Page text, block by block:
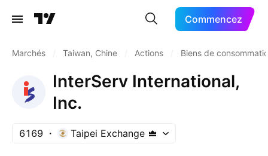
Commencez
Marchés Taiwan, Chine Actions Biens de
InterServ International,
Inc.
6169 Taipei Exchange